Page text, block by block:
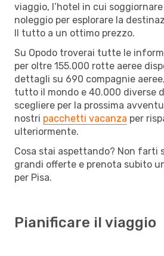
viaggio, l’hotel in cui
noleggio per esplorare la
Il tutto a un ottimo prezzo.
Su Opodo troverai tutte le
per oltre 155.000 rotte aeree
dettagli su 690 compagnie
tutto il mondo e 40.000 diverse
scegliere per la prossima
nostri pacchetti vacanza per
ulteriormente.
Cosa stai aspettando? Non farti
grandi offerte e prenota subito
per Pisa.
Pianificare il viaggio